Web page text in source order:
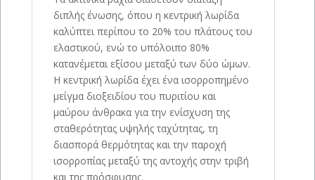
διπλής ένωσης, όπου η κεντρική λωρίδα
καλύπτει περίπου το 20% του πλάτους του
ελαστικού, ενώ το υπόλοιπο 80%
κατανέμεται εξίσου μεταξύ των δύο ώμων.
Η κεντρική λωρίδα έχει ένα ισορροπημένο
μείγμα διοξειδίου του πυριτίου και
μαύρου άνθρακα για την ενίσχυση της
σταθερότητας υψηλής ταχύτητας, τη
διασπορά θερμότητας και την παροχή
ισορροπίας μεταξύ της αντοχής στην τριβή
και της πρόσφυσης.